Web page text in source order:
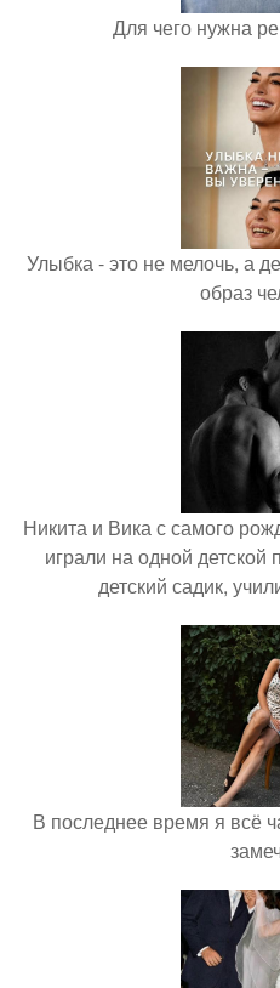
Для чего нужна
Улыбка - это не мелочь, а
образ
Никита и Вика с самого
играли на одной
детский садик,
В последнее время я всё